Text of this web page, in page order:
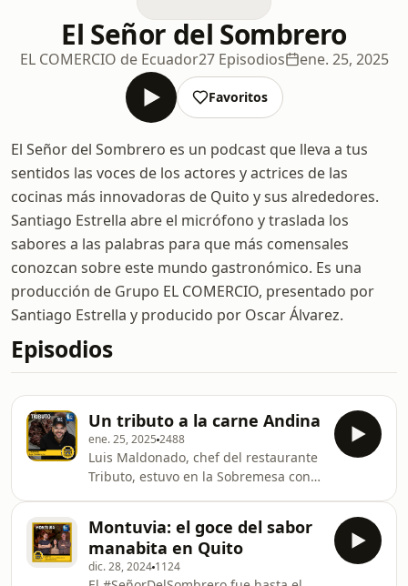
El Señor del Sombrero
EL COMERCIO de Ecuador27 Episodios ene. 25, 2025
Favoritos
El Señor del Sombrero es un podcast que lleva a tus
sentidos las voces de los actores y actrices de las
cocinas más innovadoras de Quito y sus alrededores.
Santiago Estrella abre el micrófono y traslada los
sabores a las palabras para que más comensales
conozcan sobre este mundo gastronómico. Es una
producción de Grupo EL COMERCIO, presentado por
Santiago Estrella y producido por Oscar Álvarez.
Episodios
Un tributo a la carne Andina
ene. 25, 2025 2488
Luis Maldonado, chef del restaurante
Tributo, estuvo en la Sobremesa con
andina y su calidad, el respeto al ser
que se sacrificó para brindarnos
alimento. Además, conversamos
Montuvia: el goce del sabor
manabita en Quito
dic. 28, 2024 1124